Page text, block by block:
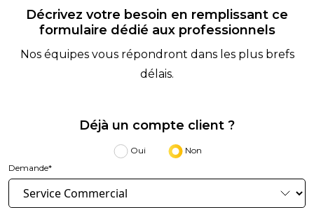
Décrivez votre besoin en remplissant ce
formulaire dédié aux professionnels
Nos équipes vous répondront dans les plus brefs
délais.
Déjà un compte client ?
Oui
Non
Demande*